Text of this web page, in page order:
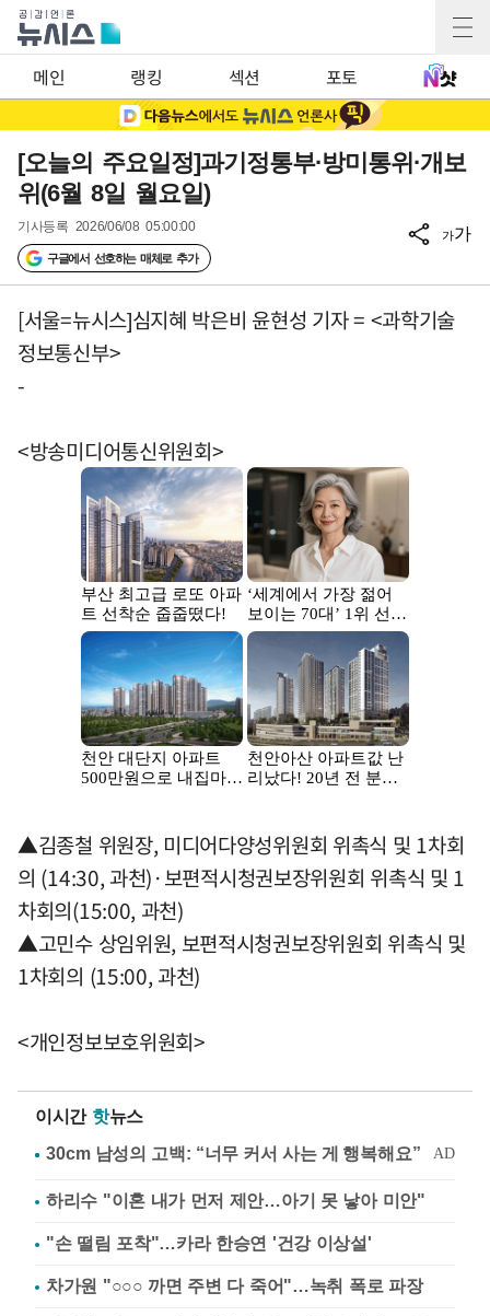
메인 랭킹 섹션 포토
[오늘의 주요일정]과기정통부·방미통위·개보
위(6월 8일 월요일)
기사등록 2026/06/08 05:00:00
구글에서 선호하는 매체로 추가
가가
[서울=뉴시스]심지혜 박은비 윤현성 기자 = <과학기술
정보통신부>
-
<방송미디어통신위원회>
▲김종철 위원장, 미디어다양성위원회 위촉식 및 1차회
의 (14:30, 과천)·보편적시청권보장위원회 위촉식 및 1
차회의(15:00, 과천)
▲고민수 상임위원, 보편적시청권보장위원회 위촉식 및
1차회의 (15:00, 과천)
<개인정보보호위원회>
이시간 핫뉴스
하리수 "이혼 내가 먼저 제안…아기 못 낳아 미안"
"손 떨림 포착"…카라 한승연 '건강 이상설'
차가원 "○○○ 까면 주변 다 죽어"…녹취 폭로 파장